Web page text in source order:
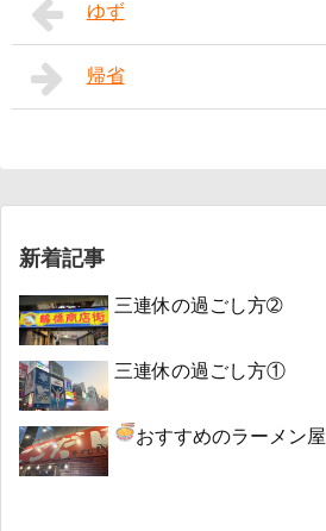
ゆず
帰省
新着記事
三連休の過ごし方➁
三連休の過ごし方①
おすすめのラーメン屋